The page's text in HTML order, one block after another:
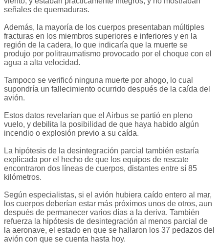
señales de quemaduras.
Además, la mayoría de los cuerpos presentaban múltiples
fracturas en los miembros superiores e inferiores y en la
región de la cadera, lo que indicaría que la muerte se
produjo por politraumatismo provocado por el choque con el
agua a alta velocidad.
Tampoco se verificó ninguna muerte por ahogo, lo cual
supondría un fallecimiento ocurrido después de la caída del
avión.
Estos datos revelarían que el Airbus se partió en pleno
vuelo, y debilita la posibilidad de que haya habido algún
incendio o explosión previo a su caída.
La hipótesis de la desintegración parcial también estaría
explicada por el hecho de que los equipos de rescate
encontraron dos líneas de cuerpos, distantes entre sí 85
kilómetros.
Según especialistas, si el avión hubiera caído entero al mar,
los cuerpos deberían estar más próximos unos de otros, aun
después de permanecer varios días a la deriva. También
refuerza la hipótesis de desintegración al menos parcial de
la aeronave, el estado en que se hallaron los 37 pedazos del
avión con que se cuenta hasta hoy.